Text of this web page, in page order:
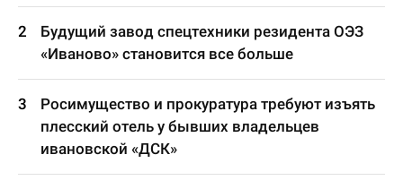
Будущий завод спецтехники резидента ОЭЗ
«Иваново» становится все больше
Росимущество и прокуратура требуют изъять
плесский отель у бывших владельцев
ивановской «ДСК»